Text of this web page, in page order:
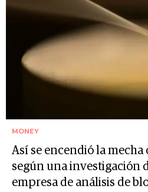
MONEY
Así se encendió la
según una investigación
empresa de análisis de